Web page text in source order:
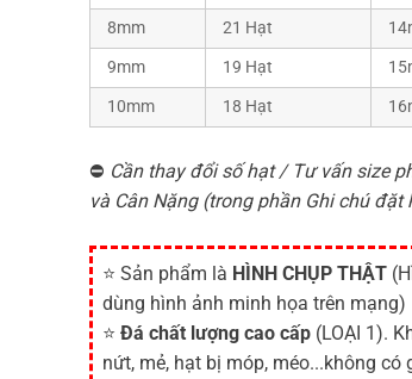
8mm
21 Hạt
9mm
19 Hạt
10mm
18 Hạt
⛔ Cần thay đổi số hạt / Tư vấn size
và Cân Nặng (trong phần Ghi chú đặt
⭐ Sản phẩm là HÌNH CHỤP THẬT
dùng hình ảnh minh họa trên mạng)
⭐ Đá chất lượng cao cấp (LOẠI 1).
nứt, mẻ, hạt bị móp, méo...không có